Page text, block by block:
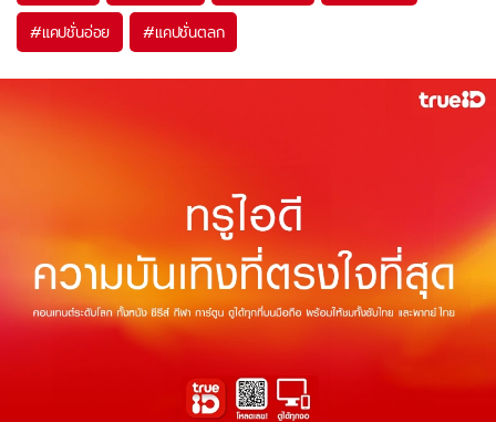
#แคปชั่นอ่อย #แคปชั่นตลก